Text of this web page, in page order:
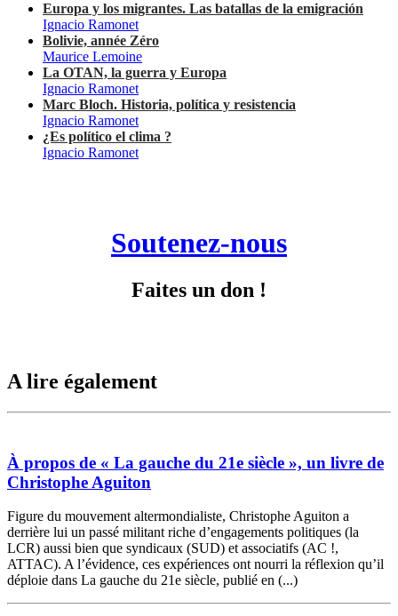
Europa y los migrantes. Las batallas de la emigración
Ignacio Ramonet
Bolivie, année Zéro
Maurice Lemoine
La OTAN, la guerra y Europa
Ignacio Ramonet
Marc Bloch. Historia, política y resistencia
Ignacio Ramonet
¿Es político el clima ?
Ignacio Ramonet
Soutenez-nous
Faites un don !
A lire également
À propos de « La gauche du 21e siècle », un livre de
Christophe Aguiton
Figure du mouvement altermondialiste, Christophe Aguiton a
derrière lui un passé militant riche d’engagements politiques (la
LCR) aussi bien que syndicaux (SUD) et associatifs (AC !,
ATTAC). A l’évidence, ces expériences ont nourri la réflexion qu’il
déploie dans La gauche du 21e siècle, publié en (...)